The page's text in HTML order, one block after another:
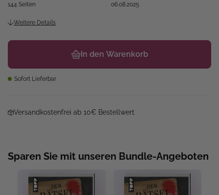
144 Seiten
06.08.2025
Weitere Details
In den Warenkorb
Sofort Lieferbar
Versandkostenfrei ab 10€ Bestellwert
Sparen Sie mit unseren Bundle-Angeboten